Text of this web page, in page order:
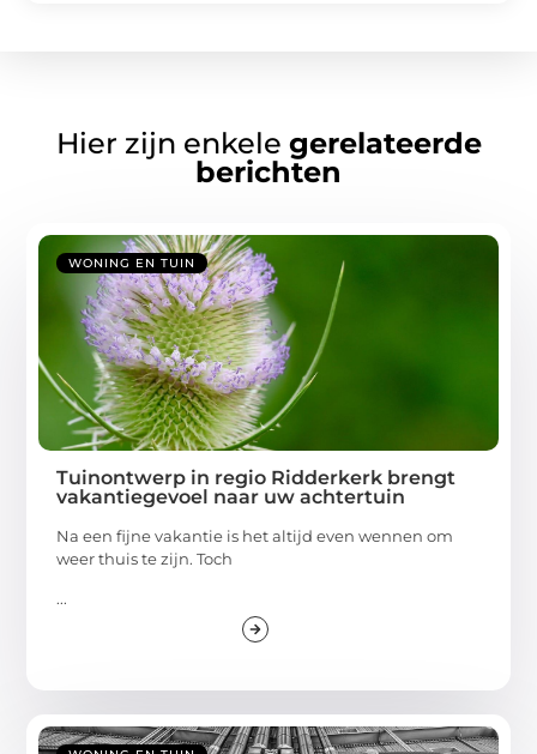
Hier zijn enkele gerelateerde
berichten
WONING EN TUIN
Tuinontwerp in regio Ridderkerk brengt
vakantiegevoel naar uw achtertuin
Na een fijne vakantie is het altijd even wennen om
weer thuis te zijn. Toch
...